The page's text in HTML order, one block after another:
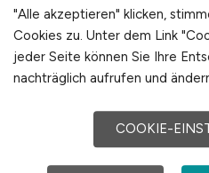
Starten Sie jetzt Ihre
Cash Management -
FINANZ.JOBS.
Jetzt Karriere starten:
"Alle akzeptieren" klicken,
Cookies zu. Unter dem Link
jeder Seite können Sie Ihre
nachträglich aufrufen und
COOKIE-